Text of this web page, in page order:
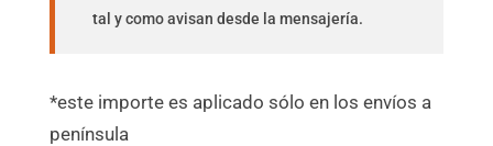
tal y como avisan desde la mensajería.
*este importe es aplicado sólo en los envíos a
península